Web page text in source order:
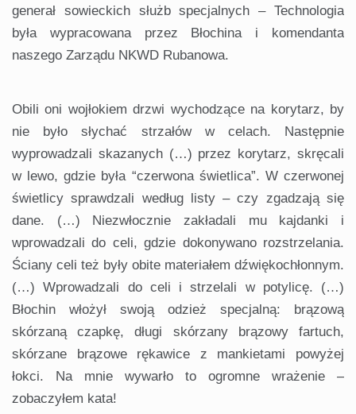
generał sowieckich służb specjalnych – Technologia
była wypracowana przez Błochina i komendanta
naszego Zarządu NKWD Rubanowa.
Obili oni wojłokiem drzwi wychodzące na korytarz, by
nie było słychać strzałów w celach. Następnie
wyprowadzali skazanych (…) przez korytarz, skręcali
w lewo, gdzie była “czerwona świetlica”. W czerwonej
świetlicy sprawdzali według listy – czy zgadzają się
dane. (…) Niezwłocznie zakładali mu kajdanki i
wprowadzali do celi, gdzie dokonywano rozstrzelania.
Ściany celi też były obite materiałem dźwiękochłonnym.
(…) Wprowadzali do celi i strzelali w potylicę. (…)
Błochin włożył swoją odzież specjalną: brązową
skórzaną czapkę, długi skórzany brązowy fartuch,
skórzane brązowe rękawice z mankietami powyżej
łokci. Na mnie wywarło to ogromne wrażenie –
zobaczyłem kata!